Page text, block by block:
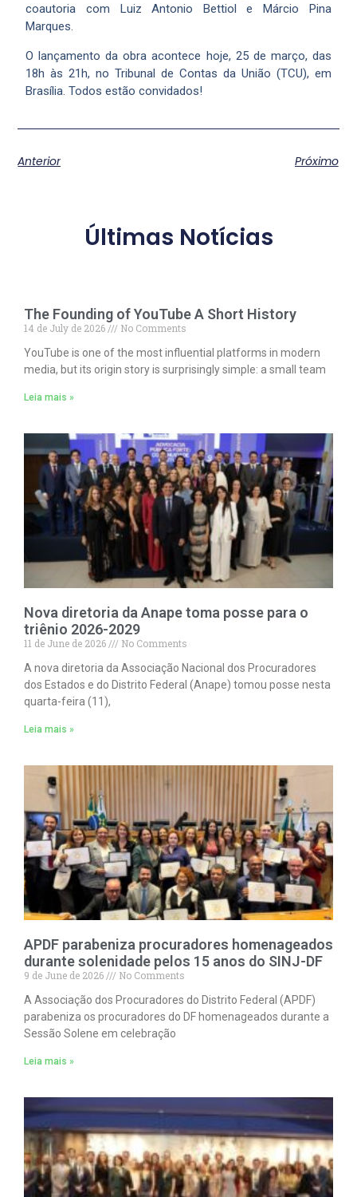
coautoria com Luiz Antonio Bettiol e Márcio Pina
Marques.
O lançamento da obra acontece hoje, 25 de março, das
18h às 21h, no Tribunal de Contas da União (TCU), em
Brasília. Todos estão convidados!
Anterior Próximo
Últimas Notícias
The Founding of YouTube A Short History
14 de July de 2026
No Comments
YouTube is one of the most influential platforms in modern
media, but its origin story is surprisingly simple: a small team
Leia mais »
Nova diretoria da Anape toma posse para o
triênio 2026-2029
11 de June de 2026
No Comments
A nova diretoria da Associação Nacional dos Procuradores
dos Estados e do Distrito Federal (Anape) tomou posse nesta
quarta-feira (11),
Leia mais »
APDF parabeniza procuradores homenageados
durante solenidade pelos 15 anos do SINJ-DF
9 de June de 2026
No Comments
A Associação dos Procuradores do Distrito Federal (APDF)
parabeniza os procuradores do DF homenageados durante a
Sessão Solene em celebração
Leia mais »